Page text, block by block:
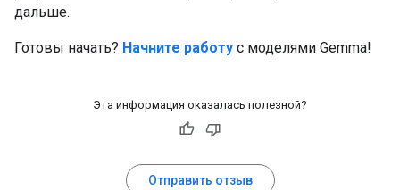
дальше.
Готовы начать? Начните работу с моделями Gemma!
Эта информация оказалась полезной?
Отправить отзыв